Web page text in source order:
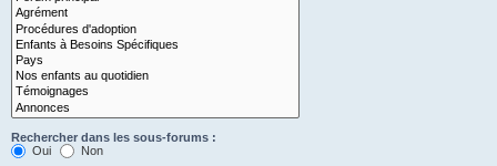
Rechercher dans les sous-forums :
Oui
Non